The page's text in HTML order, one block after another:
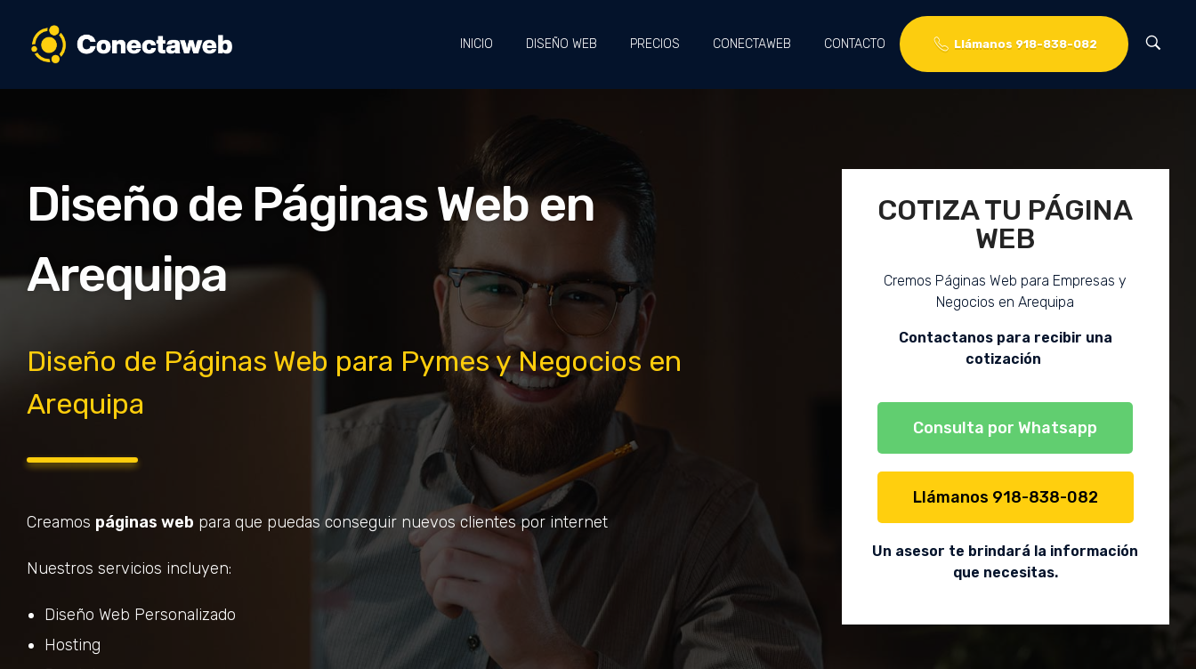
Diseño de Páginas Web en Arequipa
Empresa de Diseño Web en Arequipa
Llámanos 918-838-082
INICIO DISEÑO WEB PRECIOS CONECTAWEB CONTACTO
Diseño de Páginas Web en
Arequipa
Diseño de Páginas Web para Pymes y Negocios en
Arequipa
Creamos páginas web para que puedas conseguir nuevos clientes por internet
Nuestros servicios incluyen:
Diseño Web Personalizado
Hosting
COTIZA TU PÁGINA
WEB
Cremos Páginas Web para Empresas y
Negocios en Arequipa
Contactanos para recibir una
cotización
Consulta por Whatsapp
Llámanos 918-838-082
Un asesor te brindará la información
que necesitas.